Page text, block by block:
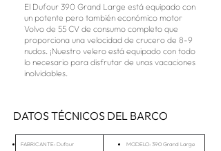
El Dufour 390 Grand Large está equipado con
un potente pero también económico motor
Volvo de 55 CV de consumo completo que
proporciona una velocidad de crucero de 8-9
nudos. ¡Nuestro velero está equipado con todo
lo necesario para disfrutar de unas vacaciones
inolvidables.
DATOS TÉCNICOS DEL BARCO
FABRICANTE: Dufour
MODELO: 390 Grand Large